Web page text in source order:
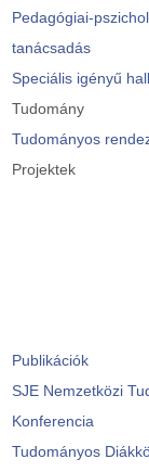
Pedagógiai-
tanácsadás
Speciális igényű
Tudomány
Tudományos
Projektek
Publikációk
SJE Nemzetközi
Konferencia
Tudományos